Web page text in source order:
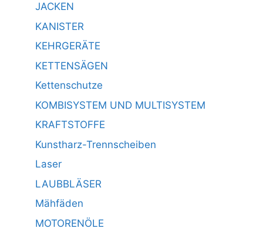
JACKEN
KANISTER
KEHRGERÄTE
KETTENSÄGEN
Kettenschutze
KOMBISYSTEM UND MULTISYSTEM
KRAFTSTOFFE
Kunstharz-Trennscheiben
Laser
LAUBBLÄSER
Mähfäden
MOTORENÖLE